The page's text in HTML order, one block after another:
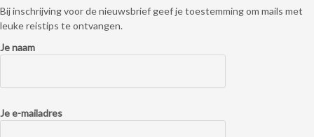
Bij inschrijving voor de nieuwsbrief geef je toestemming om mails met
leuke reistips te ontvangen.
Je naam
Je e-mailadres